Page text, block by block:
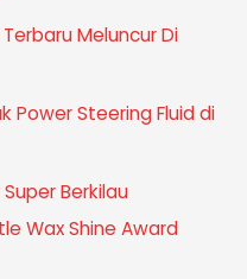
Meluncur Di
Power Steering Fluid di
Berkilau
Wax Shine Award